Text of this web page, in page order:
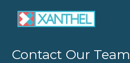
Contact Our Team